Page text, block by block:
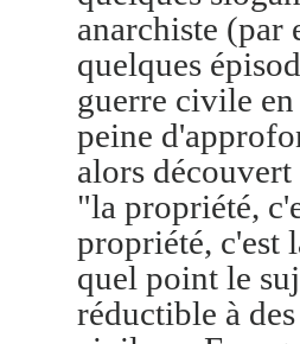
anarchiste (par
quelques
guerre civile
peine
alors
"la propriété,
propriété, c'est
quel point le
réductible à